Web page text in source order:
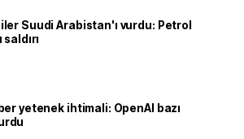
Suudi Arabistan'ı vurdu: Petrol
yetenek ihtimali: OpenAI bazı